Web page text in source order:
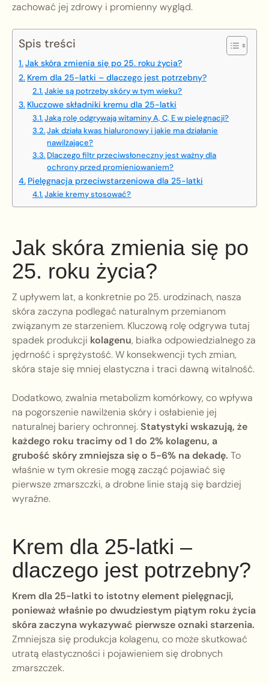
zachować jej zdrowy i promienny wygląd.
Spis treści
Jak skóra zmienia się po 25. roku życia?
Krem dla 25-latki – dlaczego jest potrzebny?
Jakie są potrzeby skóry w tym wieku?
Kluczowe składniki kremu dla 25-latki
Jaką rolę odgrywają witaminy A, C, E w pielęgnacji?
Jak działa kwas hialuronowy i jakie ma działanie
nawilżające?
Dlaczego filtr przeciwsłoneczny jest ważny dla
ochrony przed promieniowaniem?
Pielęgnacja przeciwstarzeniowa dla 25-latki
Jakie kremy stosować?
Jak skóra zmienia się po
25. roku życia?
Z upływem lat, a konkretnie po 25. urodzinach, nasza
skóra zaczyna podlegać naturalnym przemianom
związanym ze starzeniem. Kluczową rolę odgrywa tutaj
spadek produkcji kolagenu, białka odpowiedzialnego za
jędrność i sprężystość. W konsekwencji tych zmian,
skóra staje się mniej elastyczna i traci dawną witalność.
Dodatkowo, zwalnia metabolizm komórkowy, co wpływa
na pogorszenie nawilżenia skóry i osłabienie jej
naturalnej bariery ochronnej.Statystyki wskazują, że
każdego roku tracimy od 1 do 2% kolagenu, a
grubość skóry zmniejsza się o 5-6% na dekadę. To
właśnie w tym okresie mogą zacząć pojawiać się
pierwsze zmarszczki, a drobne linie stają się bardziej
wyraźne.
Krem dla 25-latki –
dlaczego jest potrzebny?
Krem dla 25-latki to istotny element pielęgnacji,
ponieważ właśnie po dwudziestym piątym roku życia
skóra zaczyna wykazywać pierwsze oznaki starzenia.
Zmniejsza się produkcja kolagenu, co może skutkować
utratą elastyczności i pojawieniem się drobnych
zmarszczek.